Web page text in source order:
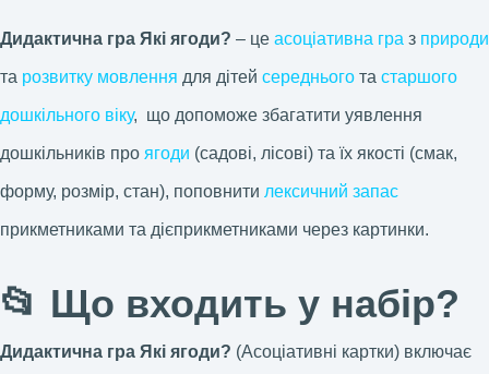
Дидактична гра Які ягоди? – це асоціативна гра з природи
та розвитку мовлення для дітей середнього та старшого
дошкільного віку, що допоможе збагатити уявлення
дошкільників про ягоди (садові, лісові) та їх якості (смак,
форму, розмір, стан), поповнити лексичний запас
прикметниками та дієприкметниками через картинки.
📂 Що входить у набір?
Дидактична гра Які ягоди? (Асоціативні картки) включає